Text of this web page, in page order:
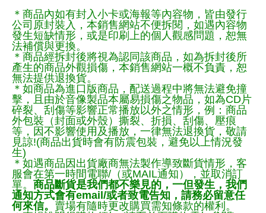
＊商品內如有封入小卡或海報等內容物，皆由發行
公司原封裝入，本銷售網站不便拆閱，如遇內容物
發生短缺情形，或是印刷上的個人觀感問題，恕無
法補償與更換。
＊商品經拆封後將視為認同該商品，如為拆封後所
產生的商品外觀損傷，本銷售網站一概不負責，恕
無法提供退換貨。
＊如商品為進口版商品，配送過程中將無法避免撞
擊，且由於音像製品本屬易損傷之物品，如為CD片
碎裂、刮傷等影響正常播放以外之情形，例：商品
外包裝（封面或外殼）撕裂、折損、刮傷、壓痕
等，因不影響使用及播放，一律無法退換貨，敬請
見諒!(商品出貨時會有防震包裝，避免以上情況發
生)
＊如遇商品因出貨廠商無法製作導致斷貨情形，客
服會在第一時間電聯/（或MAIL通知），並取消訂
單。 商品斷貨是我們都不樂見的，一但發生，我們
通知方式會有email/或者致電告知，請務必留意任
何來信。 賣場有隨時更改購買需知條款的權利。